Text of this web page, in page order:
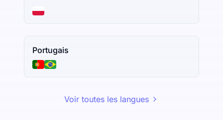
Portugais
Voir toutes les langues